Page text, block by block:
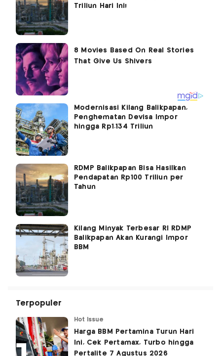
Triliun Hari Ini!
Modernisasi Kilang Balikpapan,
Penghematan Devisa Impor
hingga Rp1.134 Triliun
RDMP Balikpapan Bisa Hasilkan
Pendapatan Rp100 Triliun per
Tahun
Kilang Minyak Terbesar RI RDMP
Balikpapan Akan Kurangi Impor
BBM
Terpopuler
Hot Issue
Harga BBM Pertamina Turun Hari
Ini, Cek Pertamax, Turbo hingga
Pertalite 7 Agustus 2026